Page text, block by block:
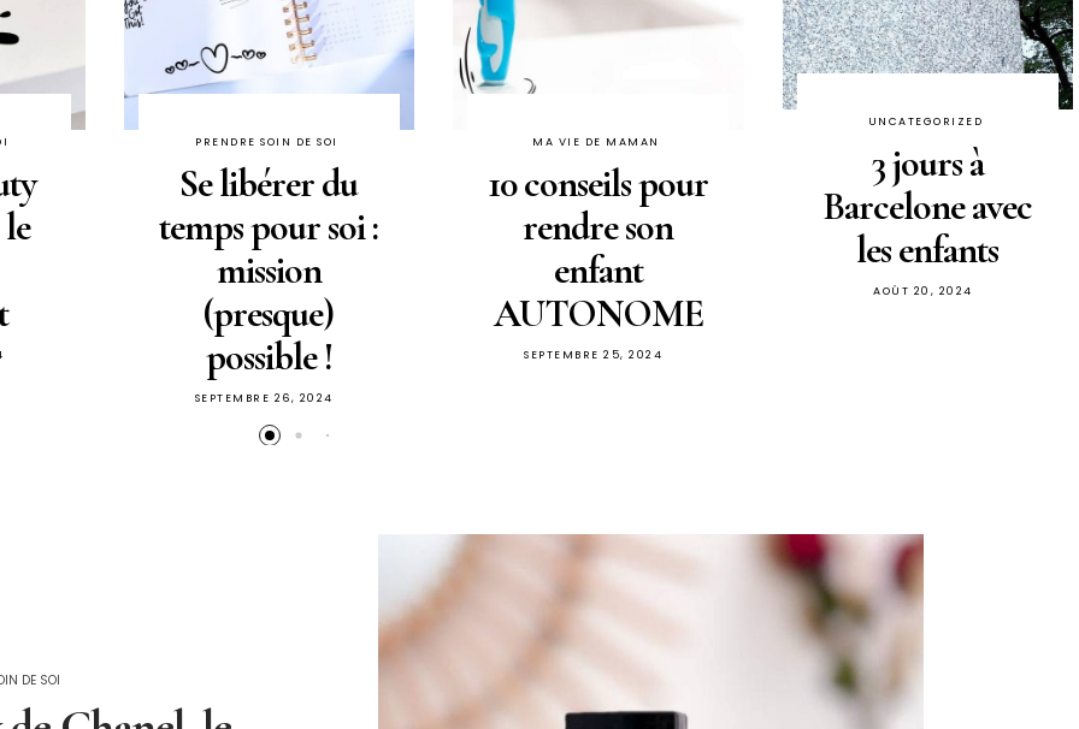
PRENDRE SOIN DE SOI
Se libérer du
temps pour soi :
mission
(presque)
possible !
SEPTEMBRE 26, 2024
MA VIE DE MAMAN
10 conseils pour
rendre son
enfant
AUTONOME
SEPTEMBRE 25, 2024
UNCATEGORIZED
3 jours à
Barcelone avec
les enfants
AOÛT 20, 2024
DE SOI